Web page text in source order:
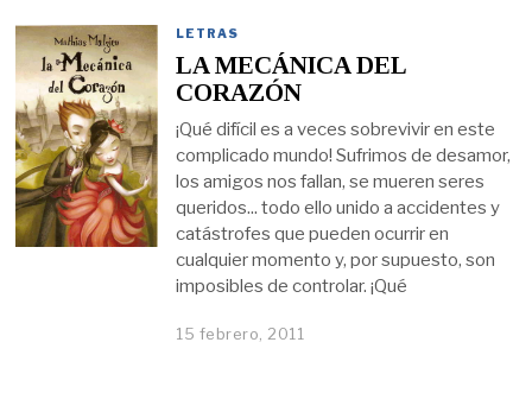
LETRAS
LA MECÁNICA DEL
CORAZÓN
¡Qué difícil es a veces sobrevivir en este
complicado mundo! Sufrimos de desamor,
los amigos nos fallan, se mueren seres
queridos... todo ello unido a accidentes y
catástrofes que pueden ocurrir en
cualquier momento y, por supuesto, son
imposibles de controlar. ¡Qué
15 febrero, 2011